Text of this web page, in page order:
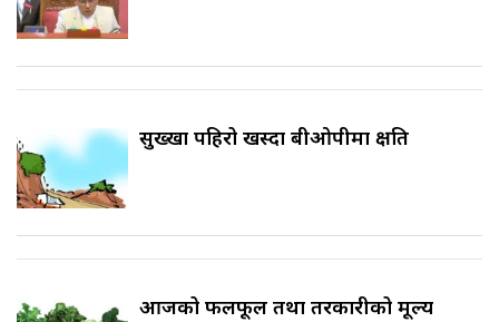
सुख्खा पहिरो खस्दा बीओपीमा क्षति
आजको फलफूल तथा तरकारीको मूल्य